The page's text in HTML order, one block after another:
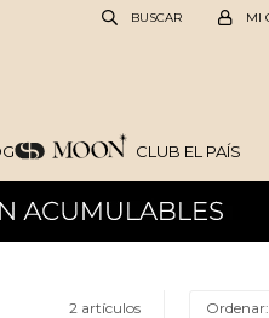
CLUB EL PAÍS
2 artículos